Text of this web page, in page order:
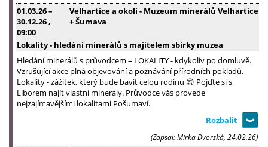
01.03.26–
30.12.26 ,
09:00
Velhartice a okolí - Muzeum minerálů Velhartice
+ Šumava
Lokality - hledání minerálů s majitelem sbírky muzea
Hledání minerálů s průvodcem – LOKALITY - kdykoliv po domluvě.
Vzrušující akce plná objevování a poznávání přírodních pokladů.
Lokality - zážitek, který bude bavit celou rodinu 😍 Pojďte si s
Liborem najít vlastní minerály. Průvodce vás provede
nejzajímavějšími lokalitami Pošumaví.
(Zapsal: Mirka Dvorská, 24.02.26)